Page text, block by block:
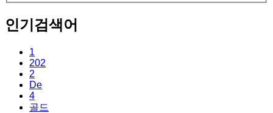
인기검색어
1
202
2
De
4
골드